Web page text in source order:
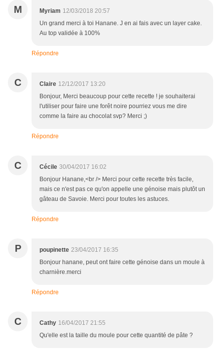
M Myriam 12/03/2018 20:57
Un grand merci à toi Hanane. J en ai fais avec un layer cake.
Au top validée à 100%
Répondre
C Claire 12/12/2017 13:20
Bonjour, Merci beaucoup pour cette recette ! je souhaiterai
l'utiliser pour faire une forêt noire pourriez vous me dire
comme la faire au chocolat svp? Merci ;)
Répondre
C Cécile 30/04/2017 16:02
Bonjour Hanane,<br /> Merci pour cette recette très facile,
mais ce n'est pas ce qu'on appelle une génoise mais plutôt un
gâteau de Savoie. Merci pour toutes les astuces.
Répondre
P poupinette 23/04/2017 16:35
Bonjour hanane, peut ont faire cette génoise dans un moule à
charnière.merci
Répondre
C Cathy 16/04/2017 21:55
Qu'elle est la taille du moule pour cette quantité de pâte ?